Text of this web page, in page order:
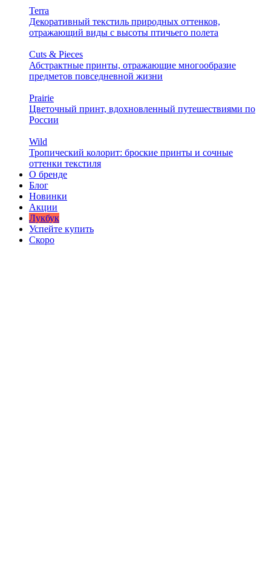
Terra
Декоративный текстиль природных оттенков,
отражающий виды с высоты птичьего полета
Cuts & Pieces
Абстрактные принты, отражающие многообразие
предметов повседневной жизни
Prairie
Цветочный принт, вдохновленный путешествиями по
России
Wild
Тропический колорит: броские принты и сочные
оттенки текстиля
О бренде
Блог
Новинки
Акции
Лукбук
Успейте купить
Скоро